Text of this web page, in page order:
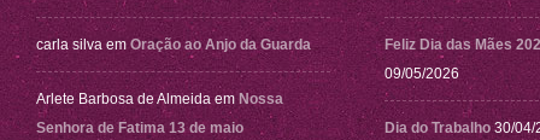
carla silva em Oração ao Anjo da Guarda
Arlete Barbosa de Almeida em Nossa
Senhora de Fatima 13 de maio
Feliz Dia das Mães
09/05/2026
Dia do Trabalho 30/04/